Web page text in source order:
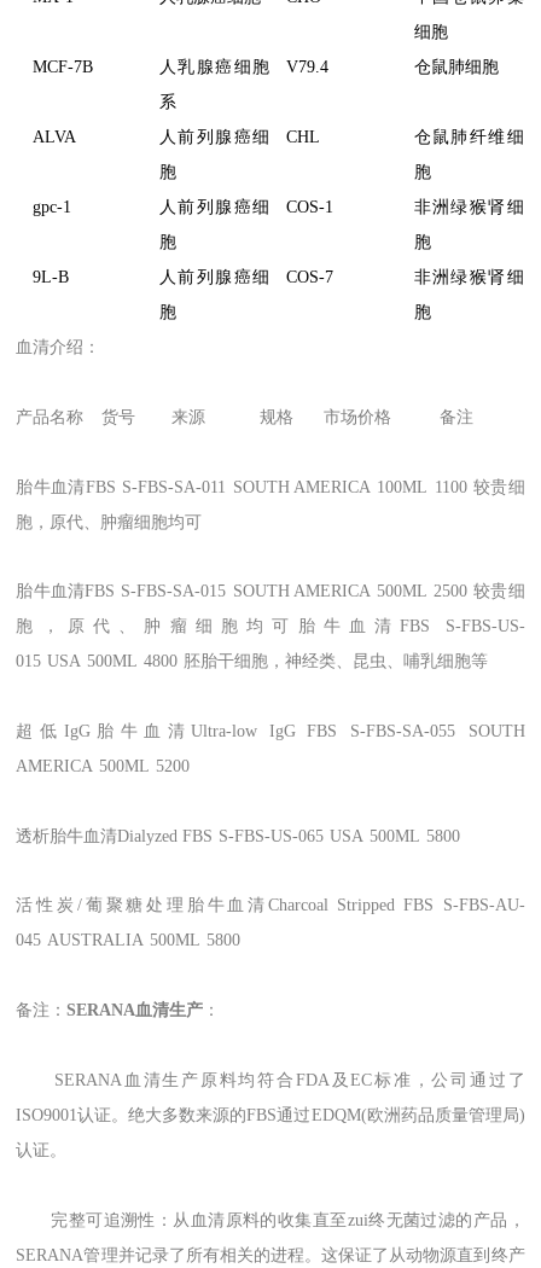
细胞
MCF-7B
人乳腺癌细胞
系
V79.4 仓鼠肺细胞
ALVA
人前列腺癌细
胞
CHL
仓鼠肺纤维细
胞
gpc-1
人前列腺癌细
胞
COS-1
非洲绿猴肾细
胞
9L-B
人前列腺癌细
胞
COS-7
非洲绿猴肾细
胞
血清介绍：
产品名称 货号 来源 规格 市场价格 备注
胎牛血清FBS S-FBS-SA-011 SOUTH AMERICA 100ML 1100 较贵细
胞，原代
肿瘤细胞均可
胎牛血清FBS S-FBS-SA-015 SOUTH AMERICA 500ML 2500 较贵细
胞，原代 、 肿瘤细胞均可胎牛血清FBS
S-FBS-US-
015 USA 500ML 4800 胚胎干细胞，神经类、 昆虫 、哺乳细胞等
超低IgG胎牛血清Ultra-low IgG FBS S-FBS-SA-055
SOUTH
AMERICA 500ML 5200
透析胎牛血清Dialyzed FBS S-FBS-US-065 USA 500ML 5800
活性炭/葡聚糖处理胎牛血清Charcoal Stripped FBS
S-FBS-AU-
045 AUSTRALIA 500ML 5800
备注：SERANA血清生产 ：
SERANA血清生产原料均符合FDA及EC标准，公司通过了
ISO9001认证。绝大多数来源的FBS通过EDQM(欧洲药品质量管理局)
认证。
完整可追溯性：从血清原料的收集直至zui终无菌过滤的产品，
SERANA管理并记录了所有相关的进程。这保证了从动物源直到终产